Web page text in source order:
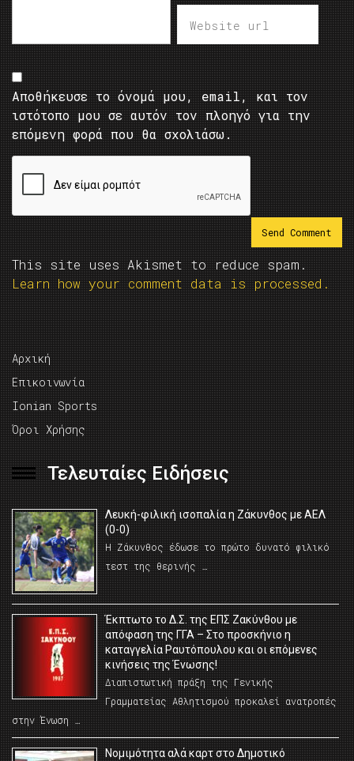
Αποθήκευσε το όνομά μου, email, και τον
ιστότοπο μου σε αυτόν τον πλοηγό για την
επόμενη φορά που θα σχολιάσω.
This site uses Akismet to reduce spam.
Learn how your comment data is processed.
Αρχική
Επικοινωνία
Ionian Sports
Όροι Χρήσης
Τελευταίες Ειδήσεις
Λευκή-φιλική ισοπαλία η Ζάκυνθος με ΑΕΛ
(0-0)
Η Ζάκυνθος έδωσε το πρώτο δυνατό φιλικό
τεστ της θερινής …
Έκπτωτο το Δ.Σ. της ΕΠΣ Ζακύνθου με
απόφαση της ΓΓΑ – Στο προσκήνιο η
καταγγελία Ραυτόπουλου και οι επόμενες
κινήσεις της Ένωσης!
Διαπιστωτική πράξη της Γενικής
Γραμματείας Αθλητισμού προκαλεί ανατροπές
στην Ένωση …
Νομιμότητα αλά καρτ στο Δημοτικό